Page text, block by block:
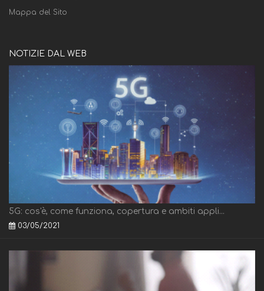
Mappa del Sito
NOTIZIE DAL WEB
5G: cos'è, come funziona, copertura e ambiti appli...
03/05/2021